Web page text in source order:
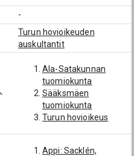
-
Turun hovioikeuden
auskultantit
Ala-Satakunnan
tuomiokunta
Sääksmäen
tuomiokunta
Turun hovioikeus
Appi: Sacklén,